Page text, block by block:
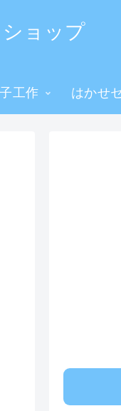
ョップ
工作 はかせ